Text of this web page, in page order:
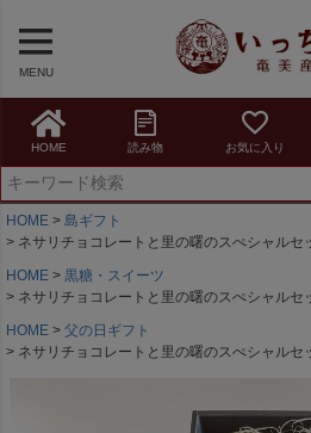
MENU
HOME 読み物 お気に入り
HOME
島ギフト
ネサリチョコレートと里の曙のスぺシャルセ
HOME
黒糖・スイーツ
ネサリチョコレートと里の曙のスぺシャルセ
HOME
父の日ギフト
ネサリチョコレートと里の曙のスぺシャルセ